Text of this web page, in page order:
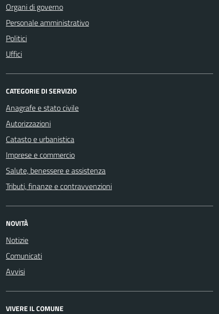
Organi di governo
Personale amministrativo
Politici
Uffici
CATEGORIE DI SERVIZIO
Anagrafe e stato civile
Autorizzazioni
Catasto e urbanistica
Imprese e commercio
Salute, benessere e assistenza
Tributi, finanze e contravvenzioni
NOVITÀ
Notizie
Comunicati
Avvisi
VIVERE IL COMUNE